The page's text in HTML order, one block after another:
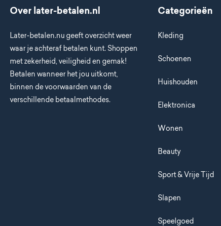
Over later-betalen.nl
Later-betalen.nu geeft overzicht weer
waar je achteraf betalen kunt. Shoppen
met zekerheid, veiligheid en gemak!
Betalen wanneer het jou uitkomt,
binnen de voorwaarden van de
verschillende betaalmethodes.
Categorieën
Kleding
Schoenen
Huishouden
Elektronica
Wonen
Beauty
Sport & Vrije Tijd
Slapen
Speelgoed